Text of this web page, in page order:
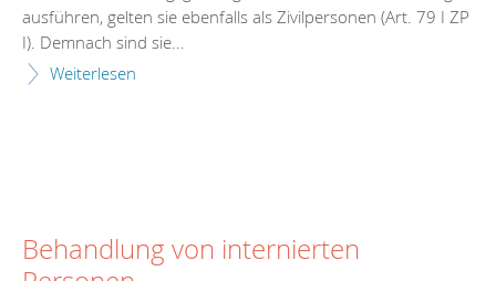
ausführen, gelten sie ebenfalls als Zivilpersonen (Art. 79 I ZP
I). Demnach sind sie...
Weiterlesen
Behandlung von internierten